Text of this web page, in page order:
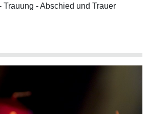
Trauung - Abschied und Trauer